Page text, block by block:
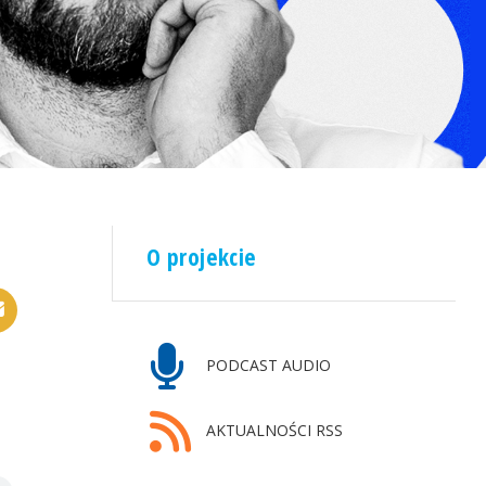
O projekcie
PODCAST AUDIO
AKTUALNOŚCI RSS